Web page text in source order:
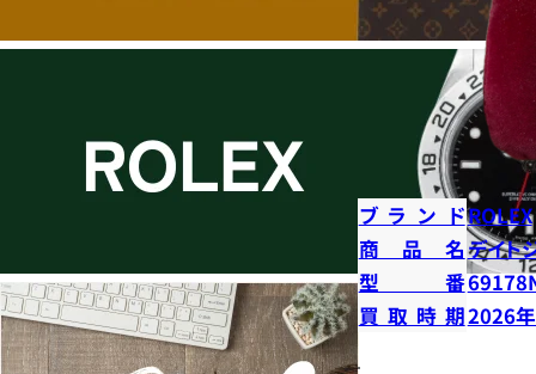
ブランドROLEX
商品名デイト
型番
買取時期2026